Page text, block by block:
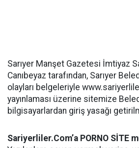
Sarıyer Manşet Gazetesi İmtiyaz
Canıbeyaz tarafından, Sarıyer
olayları belgeleriyle
yayınlaması üzerine sitemize
bilgisayarlardan giriş yasağı
Sariyerliler.Com’a PORNO SİTE